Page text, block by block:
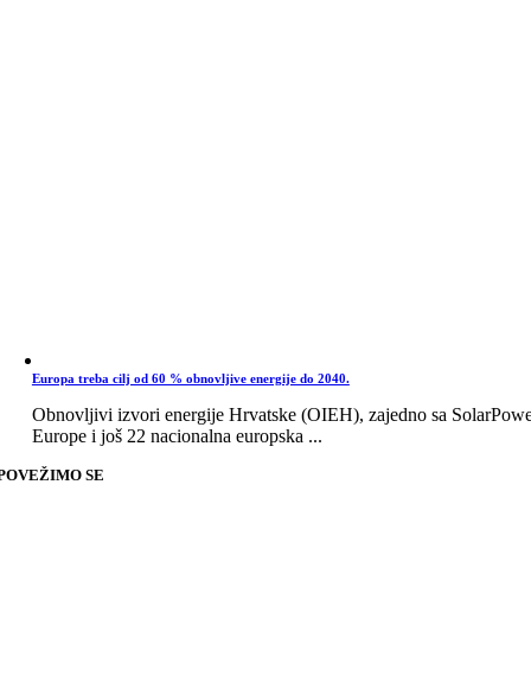
Europa treba cilj od 60 % obnovljive energije do 2040.
Obnovljivi izvori energije Hrvatske (OIEH), zajedno sa
Europe i još 22 nacionalna europska ...
SE